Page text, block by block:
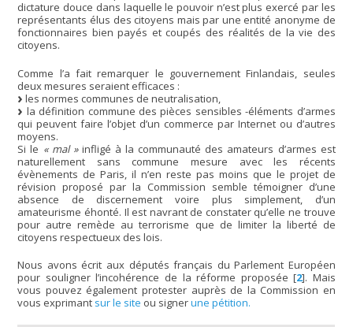
dictature douce dans laquelle le pouvoir n’est plus exercé par les
représentants élus des citoyens mais par une entité anonyme de
fonctionnaires bien payés et coupés des réalités de la vie des
citoyens.
Comme l’a fait remarquer le gouvernement Finlandais, seules
deux mesures seraient efficaces :
les normes communes de neutralisation,
la définition commune des pièces sensibles -éléments d’armes
qui peuvent faire l’objet d’un commerce par Internet ou d’autres
moyens.
Si le « mal »infligé à la communauté des amateurs d’armes est
naturellement sans commune mesure avec les récents
évènements de Paris, il n’en reste pas moins que le projet de
révision proposé par la Commission semble témoigner d’une
absence de discernement voire plus simplement, d’un
amateurisme éhonté. Il est navrant de constater qu’elle ne trouve
pour autre remède au terrorisme que de limiter la liberté de
citoyens respectueux des lois.
Nous avons écrit aux députés français du Parlement Européen
pour souligner l’incohérence de la réforme proposée [2]. Mais
vous pouvez également protester auprès de la Commission en
vous exprimant sur le site ou signerune pétition.